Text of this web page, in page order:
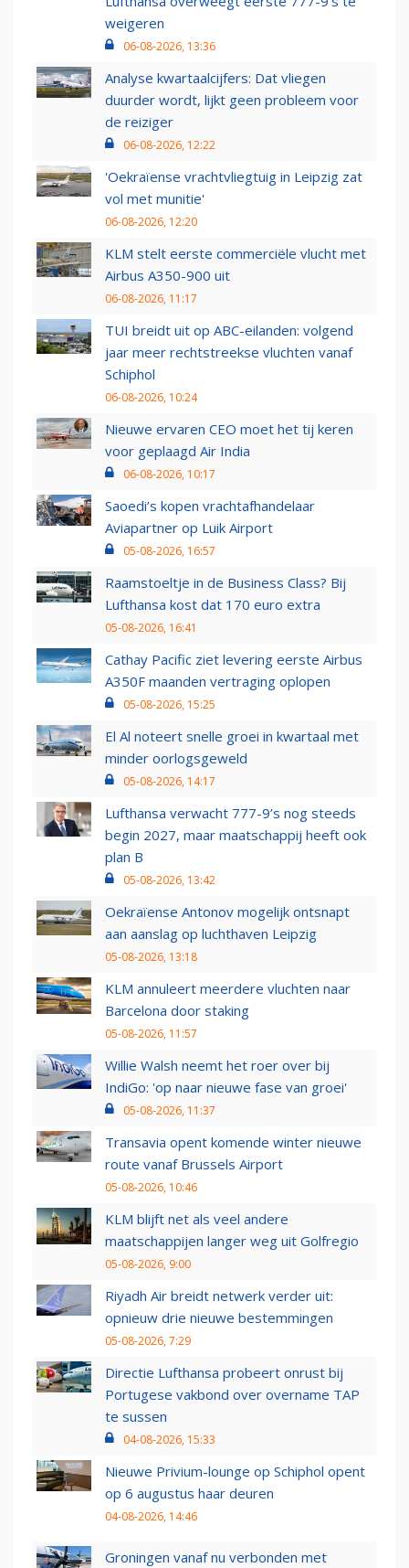
weigeren
06-08-2026, 13:36
Analyse kwartaalcijfers: Dat vliegen
duurder wordt, lijkt geen probleem voor
de reiziger
06-08-2026, 12:22
'Oekraïense vrachtvliegtuig in Leipzig zat
vol met munitie'
06-08-2026, 12:20
KLM stelt eerste commerciële vlucht met
Airbus A350-900 uit
06-08-2026, 11:17
TUI breidt uit op ABC-eilanden: volgend
jaar meer rechtstreekse vluchten vanaf
Schiphol
06-08-2026, 10:24
Nieuwe ervaren CEO moet het tij keren
voor geplaagd Air India
06-08-2026, 10:17
Saoedi’s kopen vrachtafhandelaar
Aviapartner op Luik Airport
05-08-2026, 16:57
Raamstoeltje in de Business Class? Bij
Lufthansa kost dat 170 euro extra
05-08-2026, 16:41
Cathay Pacific ziet levering eerste Airbus
A350F maanden vertraging oplopen
05-08-2026, 15:25
El Al noteert snelle groei in kwartaal met
minder oorlogsgeweld
05-08-2026, 14:17
Lufthansa verwacht 777-9’s nog steeds
begin 2027, maar maatschappij heeft ook
plan B
05-08-2026, 13:42
Oekraïense Antonov mogelijk ontsnapt
aan aanslag op luchthaven Leipzig
05-08-2026, 13:18
KLM annuleert meerdere vluchten naar
Barcelona door staking
05-08-2026, 11:57
Willie Walsh neemt het roer over bij
IndiGo: 'op naar nieuwe fase van groei'
05-08-2026, 11:37
Transavia opent komende winter nieuwe
route vanaf Brussels Airport
05-08-2026, 10:46
KLM blijft net als veel andere
maatschappijen langer weg uit Golfregio
05-08-2026, 9:00
Riyadh Air breidt netwerk verder uit:
opnieuw drie nieuwe bestemmingen
05-08-2026, 7:29
Directie Lufthansa probeert onrust bij
Portugese vakbond over overname TAP
te sussen
04-08-2026, 15:33
Nieuwe Privium-lounge op Schiphol opent
op 6 augustus haar deuren
04-08-2026, 14:46
Groningen vanaf nu verbonden met